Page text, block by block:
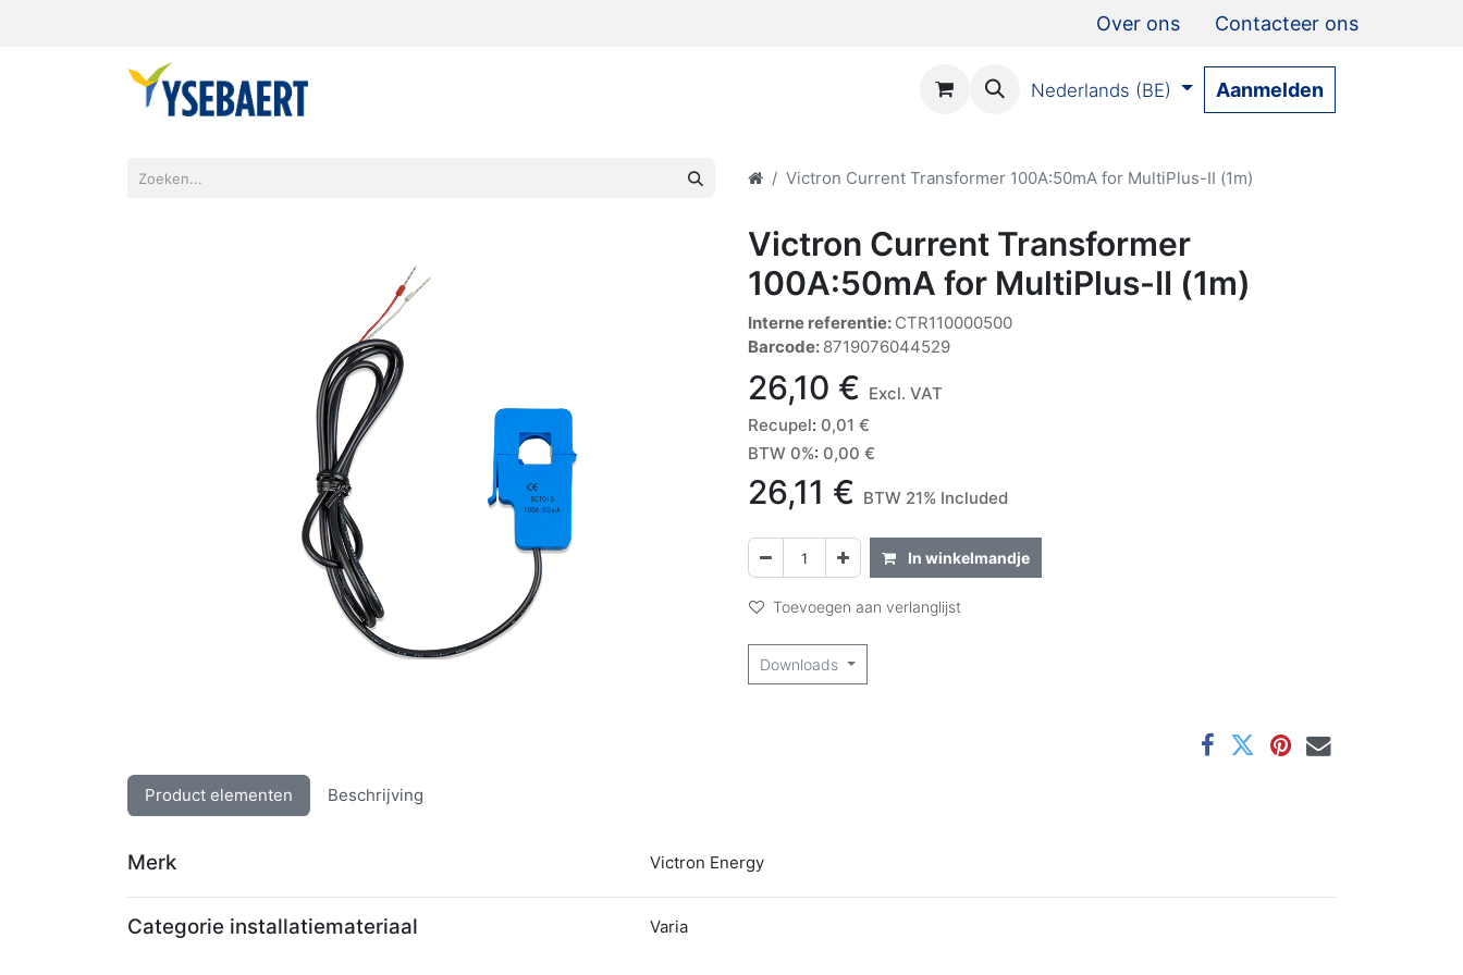
Over ons Contacteer ons
Nederlands (BE) Aanmelden
Victron Current Transformer 100A:50mA for MultiPlus-II (1m)
Victron Current Transformer
100A:50mA for MultiPlus-II (1m)
Interne referentie: CTR110000500
Barcode: 8719076044529
26,10 € Excl. VAT
Recupel: 0,01 €
BTW 0%: 0,00 €
26,11 € BTW 21% Included
In winkelmandje
Toevoegen aan verlanglijst
Downloads
Product elementen Beschrijving
Merk Victron Energy
Categorie installatiemateriaal Varia